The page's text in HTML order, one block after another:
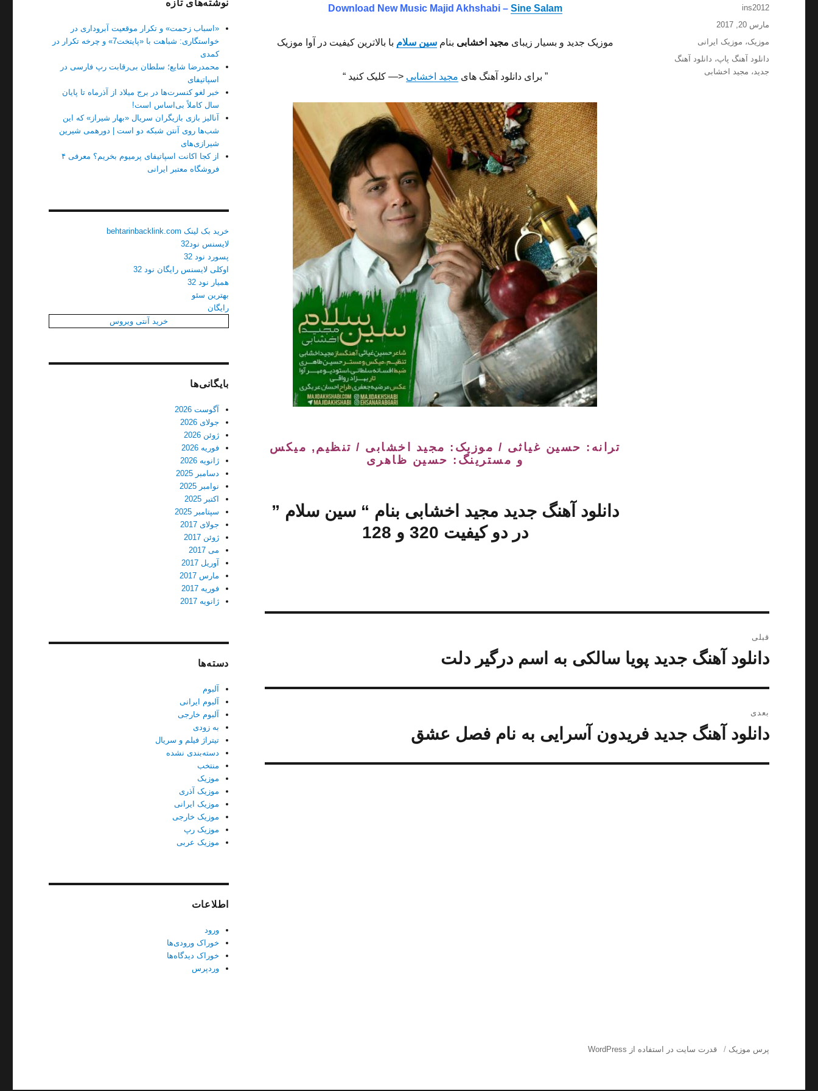
Download New MusicMajid Akhshabi – Sine Salam
موزیک جدید و بسیار زیبای مجید اخشابی بنام سین سلام با بالاترین کیفیت در آوا موزیک
” برای دانلود آهنگ های مجید اخشابی <— کلیک کنید “
ترانه: حسین غیاثی / موزیک: مجید اخشابی / تنظیم, میکس
و مسترینگ: حسین ظاهری
دانلود آهنگ جدید مجید اخشابی بنام “ سین سلام ”
در دو کیفیت 320 و 128
نویسنده
ins2012
ارسال
شده
مارس 20, 2017
دسته‌ها
موزیک، موزیک ایرانی
برچسب‌ها
دانلود آهنگ پاپ، دانلود آهنگ
جدید، مجید اخشابی
نوشته
قبلی
نوشته
دانلود آهنگ جدید پویا سالکی به اسم درگیر دلت
بعدی
نوشته
دانلود آهنگ جدید فریدون آسرایی به نام فصل عشق
نوشته‌های تازه
«اسباب زحمت» و تکرار موقعیت آبروداری در
خواستگاری: شباهت با «پایتخت7» و چرخه تکرار در
کمدی
محمدرضا شایع؛ سلطان بی‌رقابت رپ فارسی در
اسپاتیفای
خبر لغو کنسرت‌ها در برج میلاد از آذرماه تا پایان
سال کاملاً بی‌اساس است!
آنالیز بازی بازیگران سریال «بهار شیراز» که این
شب‌ها روی آنتن شبکه دو است | دورهمی شیرین
شیرازی‌های
از کجا اکانت اسپاتیفای پرمیوم بخریم؟ معرفی ۴
فروشگاه معتبر ایرانی
خرید بک لینک behtarinbacklink.com
لایسنس نود32
پسورد نود 32
اوکلی لایسنس رایگان نود 32
همیار نود 32
بهترین سئو
رایگان
خرید آنتی ویروس
بایگانی‌ها
آگوست 2026
جولای 2026
ژوئن 2026
فوریه 2026
ژانویه 2026
دسامبر 2025
نوامبر 2025
اکتبر 2025
سپتامبر 2025
جولای 2017
ژوئن 2017
می 2017
آوریل 2017
مارس 2017
فوریه 2017
ژانویه 2017
دسته‌ها
آلبوم
آلبوم ایرانی
آلبوم خارجی
به زودی
تیتراژ فیلم و سریال
دسته‌بندی نشده
منتخب
موزیک
موزیک آذری
موزیک ایرانی
موزیک خارجی
موزیک رپ
موزیک عربی
اطلاعات
ورود
خوراک ورودی‌ها
خوراک دیدگاه‌ها
وردپرس
پرس موزیک قدرت سایت در استفاده از WordPress